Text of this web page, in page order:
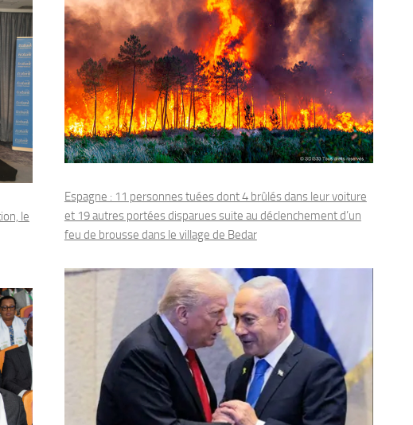
le
Espagne : 11 personnes tuées dont 4 brûlés dans leur voiture
et 19 autres portées disparues suite au déclenchement d’un
feu de brousse dans le village de Bedar